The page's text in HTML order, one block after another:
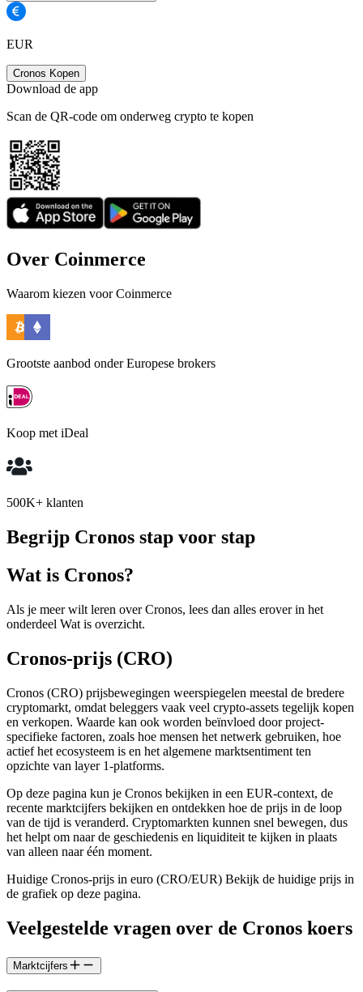
EUR
Cronos Kopen
Download de app
Scan de QR-code om onderweg crypto te kopen
Over Coinmerce
Waarom kiezen voor Coinmerce
Grootste aanbod onder Europese brokers
Koop met iDeal
500K+ klanten
Begrijp Cronos stap voor stap
Wat is Cronos?
Als je meer wilt leren over Cronos, lees dan alles erover in het
onderdeel Wat is overzicht.
Cronos-prijs (CRO)
Cronos (CRO) prijsbewegingen weerspiegelen meestal de bredere
cryptomarkt, omdat beleggers vaak veel crypto-assets tegelijk kopen
en verkopen. Waarde kan ook worden beïnvloed door project-
specifieke factoren, zoals hoe mensen het netwerk gebruiken, hoe
actief het ecosysteem is en het algemene marktsentiment ten
opzichte van layer 1-platforms.
Op deze pagina kun je Cronos bekijken in een EUR-context, de
recente marktcijfers bekijken en ontdekken hoe de prijs in de loop
van de tijd is veranderd. Cryptomarkten kunnen snel bewegen, dus
het helpt om naar de geschiedenis en liquiditeit te kijken in plaats
van alleen naar één moment.
Huidige Cronos-prijs in euro (CRO/EUR) Bekijk de huidige prijs in
de grafiek op deze pagina.
Veelgestelde vragen over de Cronos koers
Marktcijfers